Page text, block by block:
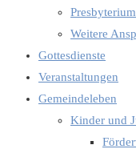
Presbyterium
Weitere
Gottesdienste
Veranstaltungen
Gemeindeleben
Kinder und